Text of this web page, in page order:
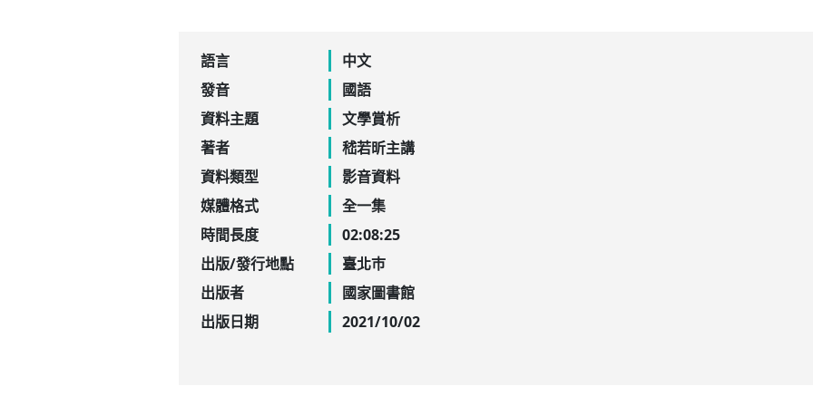
語言
中文
發音
國語
資料主題
文學賞析
著者
嵇若昕主講
資料類型
影音資料
媒體格式
全一集
時間長度
02:08:25
出版/發行地點
臺北巿
出版者
國家圖書館
出版日期
2021/10/02